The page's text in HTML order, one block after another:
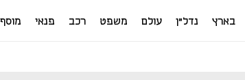
בארץ נדל"ן עולם משפט רכב פנאי מוסף